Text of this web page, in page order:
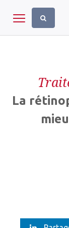
Toggle
La
Panneau de